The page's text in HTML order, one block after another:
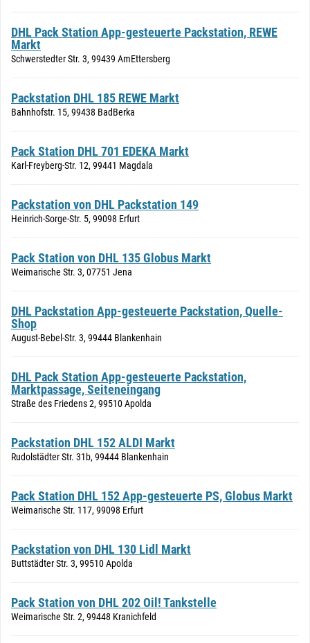
DHL Pack Station App-gesteuerte Packstation, REWE
Markt
Schwerstedter Str. 3, 99439 AmEttersberg
Packstation DHL 185 REWE Markt
Bahnhofstr. 15, 99438 BadBerka
Pack Station DHL 701 EDEKA Markt
Karl-Freyberg-Str. 12, 99441 Magdala
Packstation von DHL Packstation 149
Heinrich-Sorge-Str. 5, 99098 Erfurt
Pack Station von DHL 135 Globus Markt
Weimarische Str. 3, 07751 Jena
DHL Packstation App-gesteuerte Packstation, Quelle-
Shop
August-Bebel-Str. 3, 99444 Blankenhain
DHL Pack Station App-gesteuerte Packstation,
Marktpassage, Seiteneingang
Straße des Friedens 2, 99510 Apolda
Packstation DHL 152 ALDI Markt
Rudolstädter Str. 31b, 99444 Blankenhain
Pack Station DHL 152 App-gesteuerte PS, Globus Markt
Weimarische Str. 117, 99098 Erfurt
Packstation von DHL 130 Lidl Markt
Buttstädter Str. 3, 99510 Apolda
Pack Station von DHL 202 Oil! Tankstelle
Weimarische Str. 2, 99448 Kranichfeld